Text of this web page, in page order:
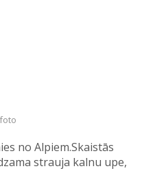
no Alpiem.Skaistās
strauja kalnu upe,